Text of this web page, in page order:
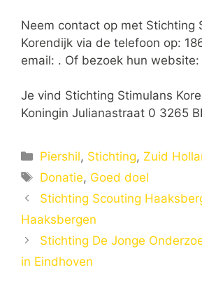
Neem contact op met Stichting
Korendijk via de telefoon op:
email: . Of bezoek hun website:
Je vind Stichting Stimulans
Koningin Julianastraat 0 3265
Categorieën
Piershil, Stichting, Zuid
Tags
Donatie, Goed doel
Stichting Scouting
Haaksbergen
Stichting De Jonge
in Eindhoven